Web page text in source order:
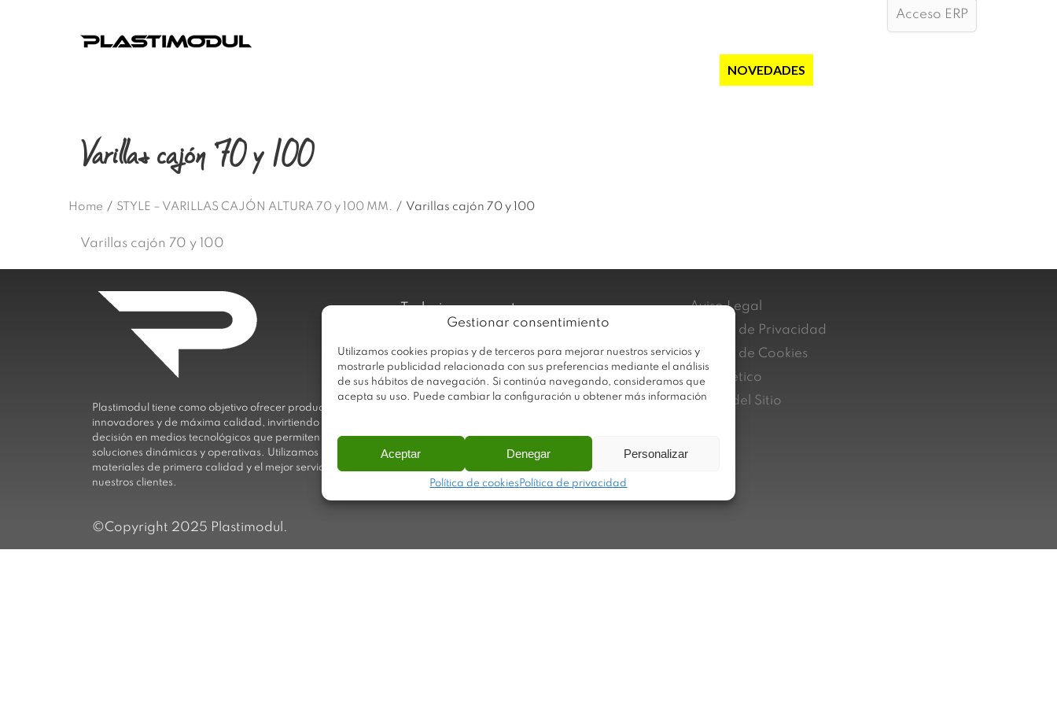
Gestionar consentimiento
Utilizamos cookies propias y de terceros para mejorar nuestros servicios y
mostrarle publicidad relacionada con sus preferencias mediante el análisis
de sus hábitos de navegación. Si continúa navegando, consideramos que
acepta su uso. Puede cambiar la configuración u obtener más información
Aceptar Denegar Personalizar
Política de cookies Política de privacidad
Acceso ERP
NOVEDADES
Varillas cajón 70 y 100
Home / STYLE – VARILLAS CAJÓN ALTURA 70 y 100 MM. / Varillas cajón 70 y 100
Varillas cajón 70 y 100
Plastimodul tiene como objetivo ofrecer productos
innovadores y de máxima calidad, invirtiendo con
decisión en medios tecnológicos que permiten aportar
soluciones dinámicas y operativas. Utilizamos
materiales de primera calidad y el mejor servicio a
nuestros clientes.
Trabaja con nosotros
Noticias
Contacto
Aviso Legal
Política de Privacidad
Política de Cookies
Canal ético
Mapa del Sitio
©Copyright 2025 Plastimodul.